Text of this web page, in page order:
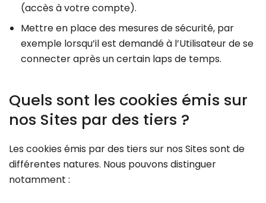
(accès à votre compte).
Mettre en place des mesures de sécurité, par
exemple lorsqu’il est demandé à l’Utilisateur de se
connecter après un certain laps de temps.
Quels sont les cookies émis sur
nos Sites par des tiers ?
Les cookies émis par des tiers sur nos Sites sont de
différentes natures. Nous pouvons distinguer
notamment :